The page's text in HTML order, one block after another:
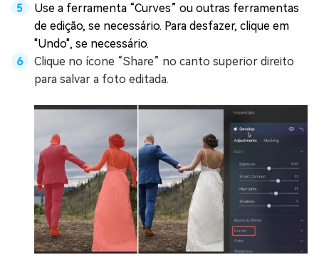
Use a ferramenta “Curves” ou outras ferramentas
de edição, se necessário. Para desfazer, clique em
"Undo", se necessário.
Clique no ícone “Share” no canto superior direito
para salvar a foto editada.